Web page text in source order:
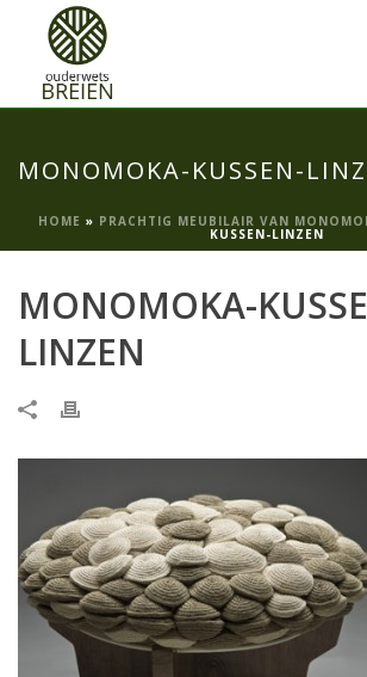
MONOMOKA-KUSSEN-
HOME » PRACHTIG MEUBILAIR VAN
KUSSEN-LINZEN
MONOMOKA-
LINZEN